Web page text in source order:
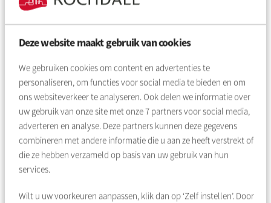
Deze website maakt gebruik van cookies
We gebruiken cookies om content en advertenties te
personaliseren, om functies voor social media te bieden en om
ons websiteverkeer te analyseren. Ook delen we informatie over
uw gebruik van onze site met onze7 partners voor social media,
adverteren en analyse. Deze partners kunnen deze gegevens
combineren met andere informatie die u aan ze heeft verstrekt of
die ze hebben verzameld op basis van uw gebruik van hun
services.
Wilt u uw voorkeuren aanpassen, klik dan op ‘Zelf instellen’. Door
Wachtwoord vergeten
Nog geen account?
Maak een account aan en regel al uw huurzaken
eenvoudig online.
Account aanmaken